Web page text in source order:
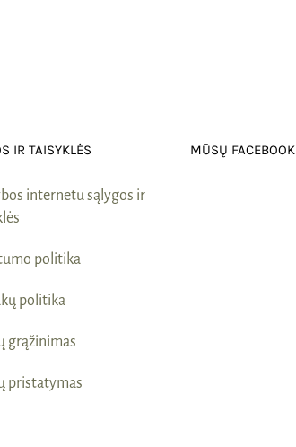
IR TAISYKLĖS
internetu sąlygos ir
politika
politika
grąžinimas
pristatymas
MŪSŲ FACEBOOK